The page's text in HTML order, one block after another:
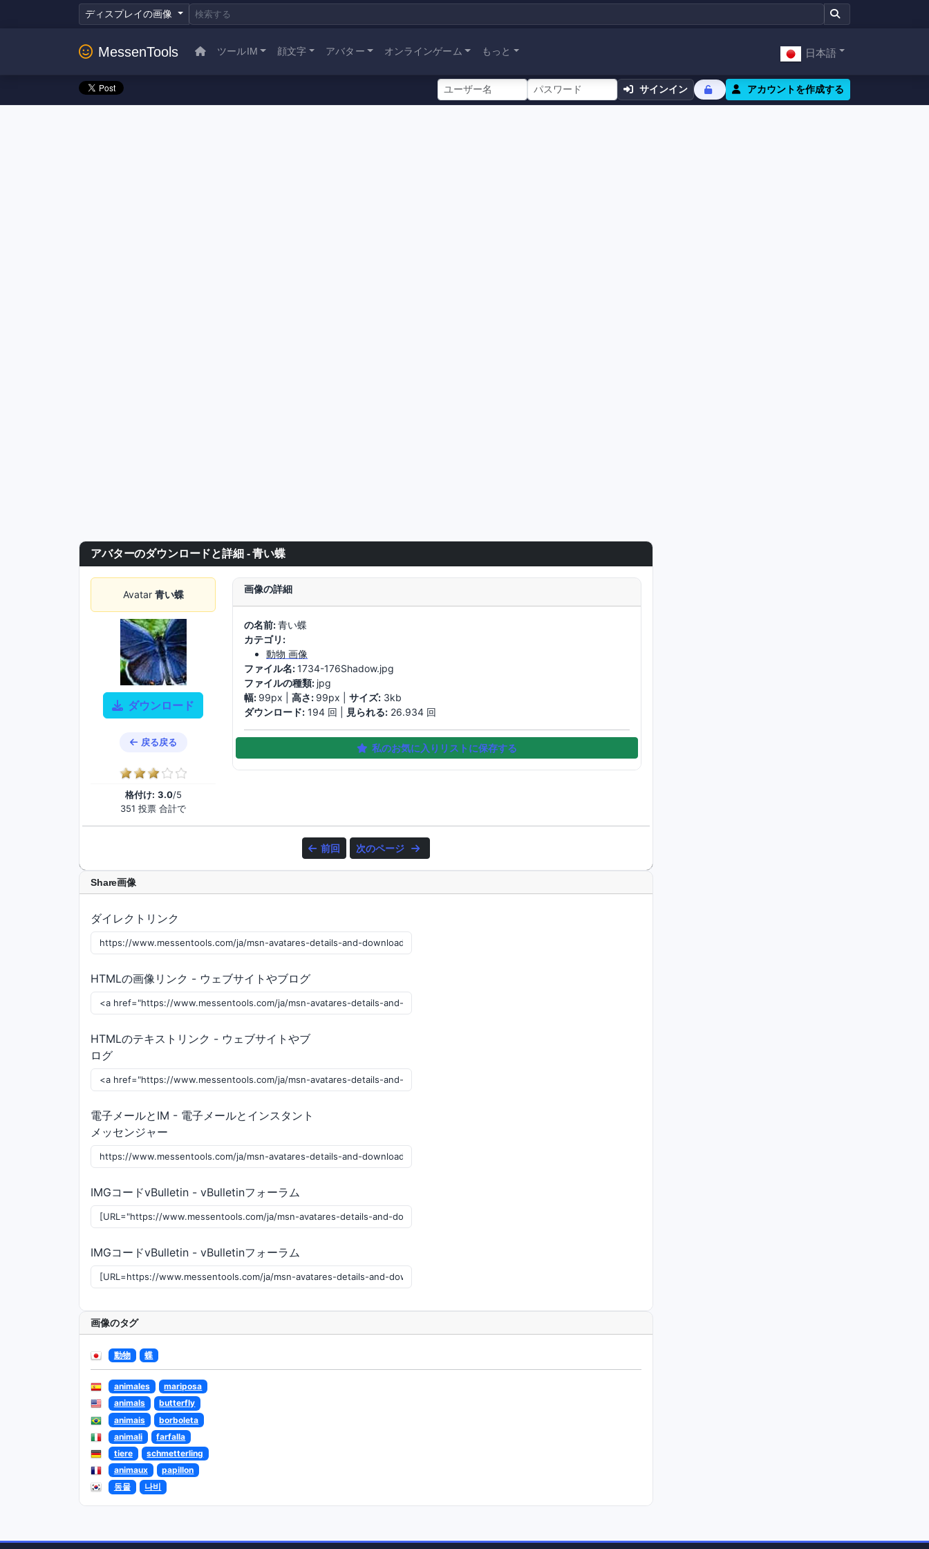
ディスプレイの画像
MessenTools ツールIM 顔文字 アバター オンラインゲーム もっと 日本語
サインイン アカウントを作成する
アバターのダウンロードと詳細 - 青い蝶
Avatar 青い蝶
ダウンロード
戻る戻る
格付け: 3.0/5
351 投票 合計で
画像の詳細
の名前:青い蝶
カテゴリ:
動物 画像
ファイル名:1734-176Shadow.jpg
ファイルの種類: jpg
幅: 99px |高さ: 99px |サイズ: 3kb
ダウンロード: 194 回 | 見られる: 26.934 回
私のお気に入りリストに保存する
前回 次のページ
Share画像
ダイレクトリンク
HTMLの画像リンク - ウェブサイトやブログ
HTMLのテキストリンク - ウェブサイトやブ
ログ
電子メールとIM - 電子メールとインスタント
メッセンジャー
IMGコードvBulletin - vBulletinフォーラム
IMGコードvBulletin - vBulletinフォーラム
画像のタグ
動物 蝶
animales
mariposa
animals
butterfly
animais
borboleta
animali
farfalla
tiere
schmetterling
animaux
papillon
동물
나비